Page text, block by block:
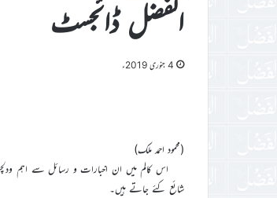
الفضل ڈائجسٹ
4 جنوری 2019ء
(محمود احمد ملک)
اس کالم میں ان اخبارات و رسائل سے اہم
شائع کئے جاتے ہیں۔